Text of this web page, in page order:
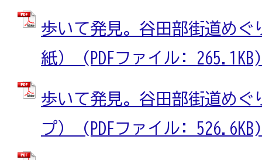
歩いて発見。谷田部街道めぐ
紙） (PDFファイル: 265.1KB)
歩いて発見。谷田部街道め
プ） (PDFファイル: 526.6KB)